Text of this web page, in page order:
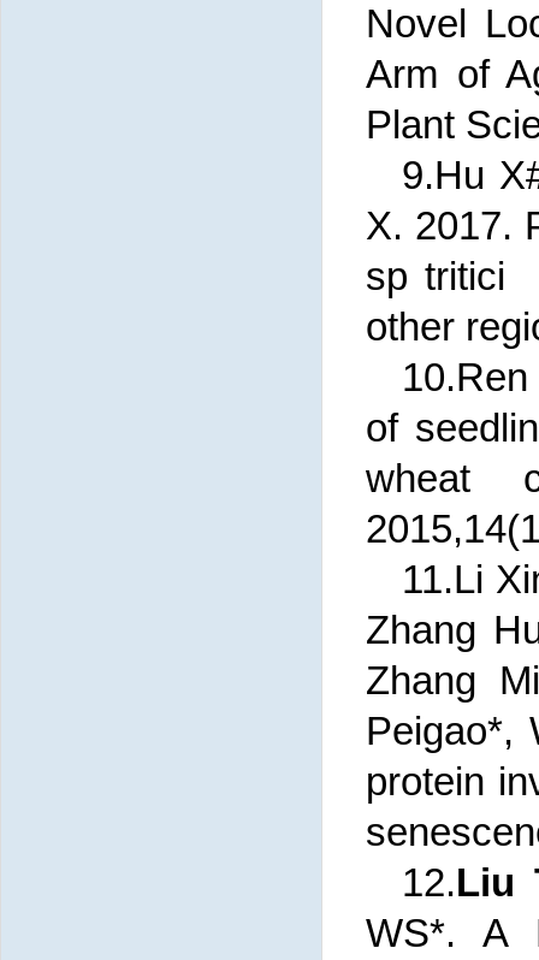
Novel
Arm of
Plant
9.Hu
X. 2017.
sp tritici
other
of
wheat
11.Li
Zhang
Zhang
Peigao*,
protein
12.Liu
WS*. A